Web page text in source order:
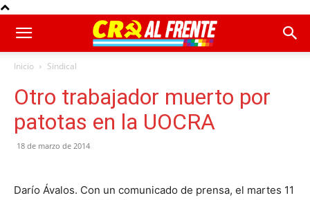
Inicio Sindical
Otro trabajador muerto por
patotas en la UOCRA
18 de marzo de 2014
Darío Ávalos. Con un comunicado de prensa, el martes 11